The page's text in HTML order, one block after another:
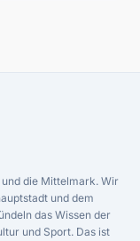
die Mittelmark. Wir
und dem
das Wissen der
und Sport. Das ist